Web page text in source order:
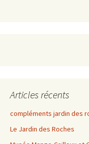
Articles récents
compléments jardin des
Le Jardin des Roches